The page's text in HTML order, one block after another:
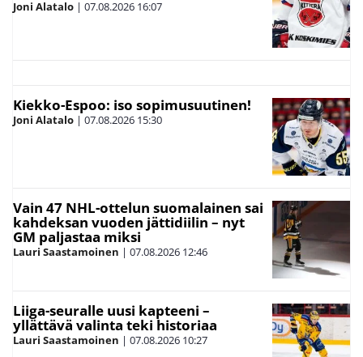
Joni Alatalo | 07.08.2026 16:07
Kiekko-Espoo: iso sopimusuutinen!
Joni Alatalo | 07.08.2026 15:30
Vain 47 NHL-ottelun suomalainen sai
kahdeksan vuoden jättidiilin – nyt
GM paljastaa miksi
Lauri Saastamoinen | 07.08.2026 12:46
Liiga-seuralle uusi kapteeni –
yllättävä valinta teki historiaa
Lauri Saastamoinen | 07.08.2026 10:27